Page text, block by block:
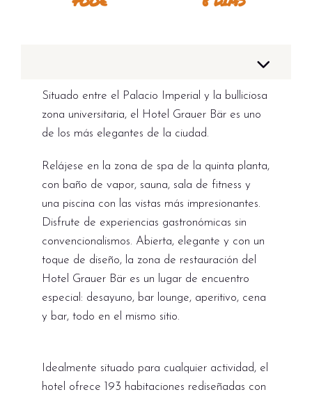
Situado entre el Palacio Imperial y la bulliciosa
zona universitaria, el Hotel Grauer Bär es uno
de los más elegantes de la ciudad.
Relájese en la zona de spa de la quinta planta,
con baño de vapor, sauna, sala de fitness y
una piscina con las vistas más impresionantes.
Disfrute de experiencias gastronómicas sin
convencionalismos. Abierta, elegante y con un
toque de diseño, la zona de restauración del
Hotel Grauer Bär es un lugar de encuentro
especial: desayuno, bar lounge, aperitivo, cena
y bar, todo en el mismo sitio.
Idealmente situado para cualquier actividad, el
hotel ofrece 193 habitaciones rediseñadas con